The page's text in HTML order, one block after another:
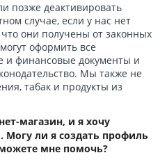
позже деактивировать
случае, если у нас нет
что они получены от законных
оформить все
и финансовые документы и
Мы также не
табак и продукты из
магазин, и я хочу
ли я создать профиль
мне помочь?